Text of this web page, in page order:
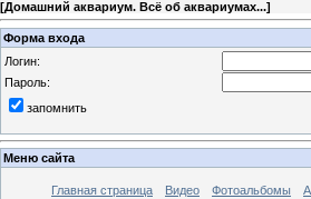
[Домашний аквариум. Всё об аквариумах...]
Форма входа
Логин:
Пароль:
запомнить
Меню сайта
Главная страница Видео Фотоальбомы